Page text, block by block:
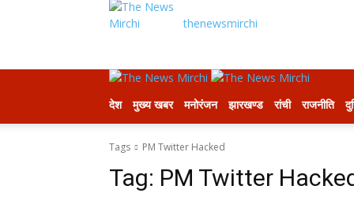
thenewsmirchi
देश मुख्य खबर मनोरंजन झारखण्ड रांची राजनीति
Tags PM Twitter Hacked
Tag: PM Twitter